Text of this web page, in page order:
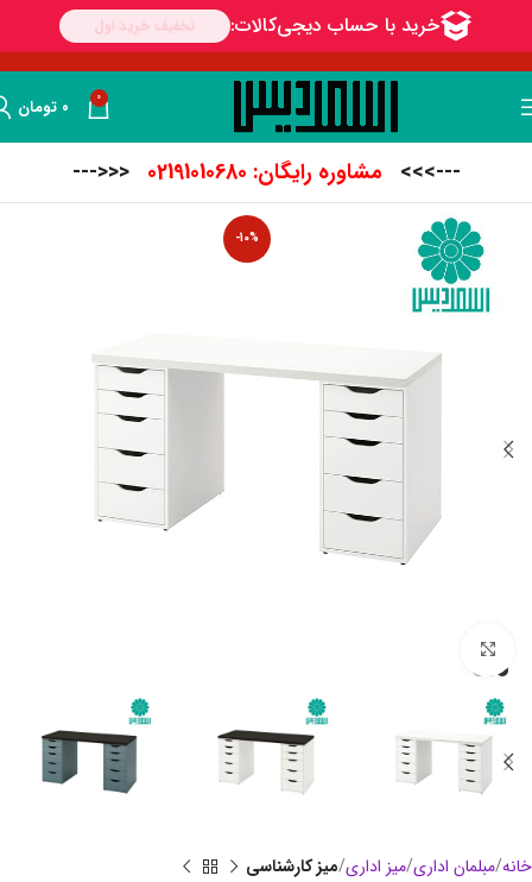
0 ۰ تومان
--->>> مشاوره رایگان: 02191010680 <<<---
-10%
خانه مبلمان اداری میز اداری میز کارشناسی